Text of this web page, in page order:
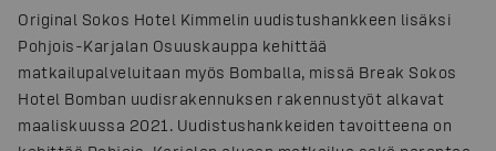
Original Sokos Hotel Kimmelin uudistushankkeen lisäksi
Pohjois-Karjalan Osuuskauppa kehittää
matkailupalveluitaan myös Bomballa, missä Break Sokos
Hotel Bomban uudisrakennuksen rakennustyöt alkavat
maaliskuussa 2021. Uudistushankkeiden tavoitteena on